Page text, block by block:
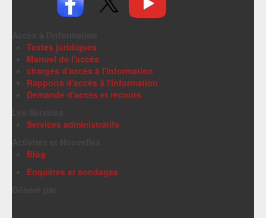
Textes juridiques
Manuel de l'accès
chargés d'accès à l'information
Rapports d'accès à l'information
Demande d'accès et recours
Services administratifs
Blog
Enquêtes et sondages